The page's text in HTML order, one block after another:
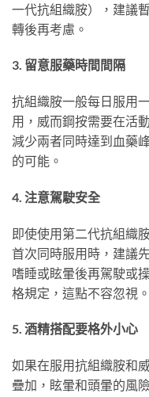
一代抗組織胺），建議
轉後再考慮。
3. 留意服藥時間間隔
抗組織胺一般每日服用
用，威而鋼按需要在活
減少兩者同時達到血藥
的可能。
4. 注意駕駛安全
即使使用第二代抗組織
首次同時服用時，建議
嗜睡或眩暈後再駕駛或
格規定，這點不容忽視。
5. 酒精搭配要格外小心
如果在服用抗組織胺和
疊加，眩暈和頭暈的風